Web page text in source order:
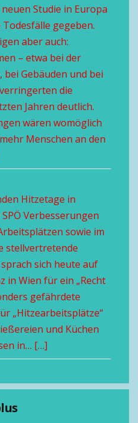
Studie in Europa
gegeben.
aber auch:
– etwa bei der
Gebäuden und bei
die
Jahren deutlich.
wären womöglich
Menschen an den
Hitzetage in
Verbesserungen
sowie im
stellvertretende
sich heute auf
in Wien für ein „Recht
gefährdete
„Hitzearbeitsplätze“
und Küchen
in… […]